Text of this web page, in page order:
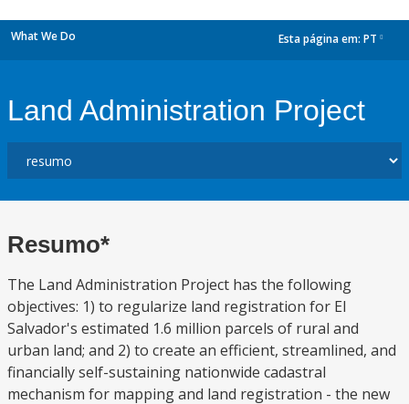
What We Do Esta página em: PT
Land Administration Project
Resumo*
The Land Administration Project has the following
objectives: 1) to regularize land registration for El
Salvador's estimated 1.6 million parcels of rural and
urban land; and 2) to create an efficient, streamlined, and
financially self-sustaining nationwide cadastral
mechanism for mapping and land registration - the new